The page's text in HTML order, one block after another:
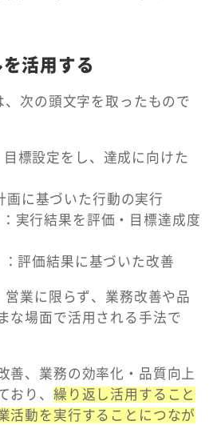
活用する
、次の頭文字を取ったもので
標設定をし、達成に向けた
画に基づいた行動の実行
実行結果を評価・目標達成度
評価結果に基づいた改善
営業に限らず、業務改善や品
な場面で活用される手法で
善、業務の効率化・品質向上
おり、 繰り返し活用すること
活動を実行することにつなが